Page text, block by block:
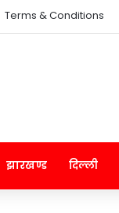
Terms & Conditions
झारखण्ड दिल्ली